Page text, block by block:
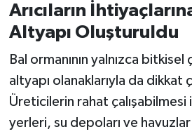
Arıcıların
Altyapı Oluşturuldu
Bal ormanının yalnızca
altyapı olanaklarıyla da
Üreticilerin rahat çalışabilmesi
yerleri, su depoları ve